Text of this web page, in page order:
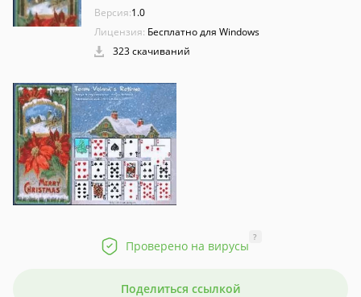
Версия:1.0
Лицензия: Бесплатно для Windows
323 скачиваний
Проверено на вирусы
?
Поделиться ссылкой